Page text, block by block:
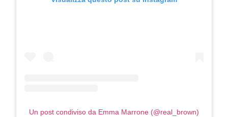
Un post condiviso da Emma Marrone (@real_brown)